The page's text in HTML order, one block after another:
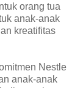
orang tua
anak-anak
kreatifitas
Nestle
anak-anak